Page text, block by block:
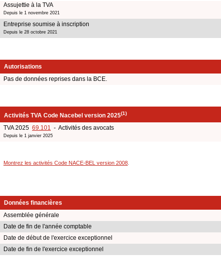
Assujettie à la TVA
Depuis le 1 novembre 2021
Entreprise soumise à inscription
Depuis le 28 octobre 2021
Autorisations
Pas de données reprises dans la BCE.
Activités TVA Code Nacebel version 2025(1)
TVA 2025 69.101 - Activités des avocats
Depuis le 1 janvier 2025
Montrez les activités Code NACE-BEL version 2008
Données financières
Assemblée générale
Date de fin de l'année comptable
Date de début de l'exercice exceptionnel
Date de fin de l'exercice exceptionnel